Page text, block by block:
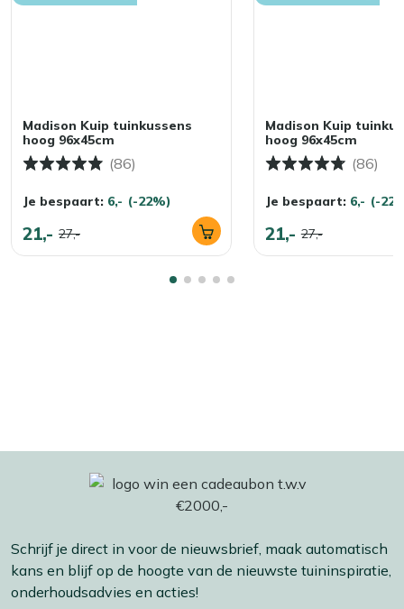
Madison Kuip tuinkussens
hoog 96x45cm
(86)
Je bespaart: 6,- (-22%)
21,- 27,-
Madison Kuip
hoog 96x45cm
(86)
Je bespaart: 6,- (-
21,- 27,-
Schrijf je direct in voor de nieuwsbrief, maak automatisch
kans en blijf op de hoogte van de nieuwste tuininspiratie,
onderhoudsadvies en acties!